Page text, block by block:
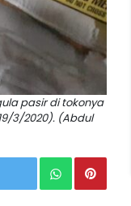
pasir di tokonya
3/2020). (Abdul